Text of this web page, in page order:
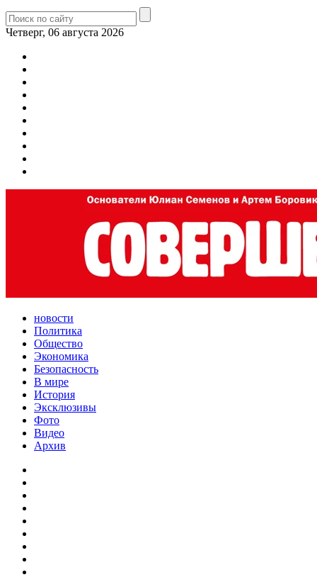
Четверг, 06 августа 2026
новости
Политика
Общество
Экономика
Безопасность
В мире
История
Эксклюзивы
Фото
Видео
Архив